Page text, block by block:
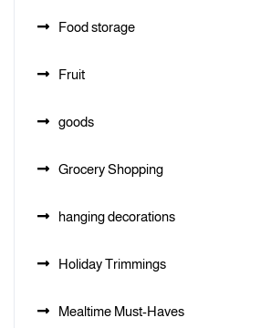
Food storage
Fruit
goods
Grocery Shopping
hanging decorations
Holiday Trimmings
Mealtime Must-Haves